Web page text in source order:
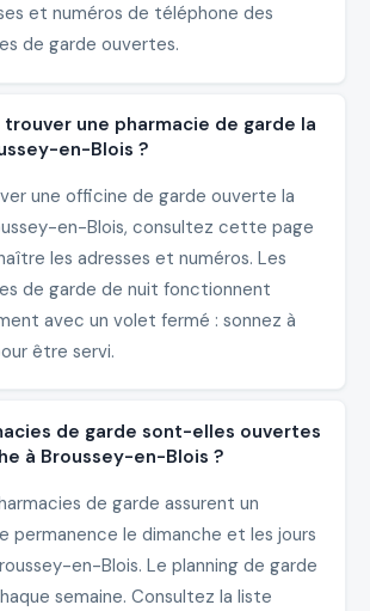
et numéros de téléphone des
de garde ouvertes.
une pharmacie de garde la
en-Blois ?
une officine de garde ouverte la
en-Blois, consultez cette page
les adresses et numéros. Les
de garde de nuit fonctionnent
avec un volet fermé : sonnez à
être servi.
de garde sont-elles ouvertes
à Broussey-en-Blois ?
de garde assurent un
permanence le dimanche et les jours
en-Blois. Le planning de garde
semaine. Consultez la liste